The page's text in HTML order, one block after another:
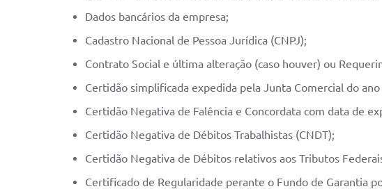
Dados bancários da empresa;
Cadastro Nacional de Pessoa Jurídica (CNPJ);
Contrato Social e última alteração (caso houver) ou
Certidão simplificada expedida pela Junta Comercial do
Certidão Negativa de Falência e Concordata com data de
Certidão Negativa de Débitos Trabalhistas (CNDT);
Certidão Negativa de Débitos relativos aos Tributos
Certificado de Regularidade perante o Fundo de Garantia